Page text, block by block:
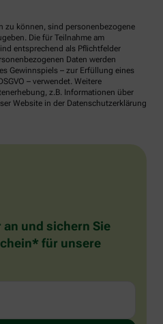
zu können, sind personenbezogene
Die für Teilnahme am
entsprechend als Pflichtfelder
Daten werden
Gewinnspiels – zur Erfüllung eines
– verwendet. Weitere
z.B. Informationen über
Website in der Datenschutzerklärung
und sichern Sie
für unsere